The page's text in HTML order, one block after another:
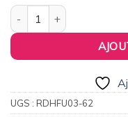
quantité de Aileron /
UGS : RDHFU03-62